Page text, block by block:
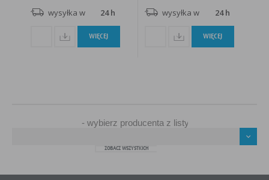
wysyłka w
24 h
WIĘCEJ
wysyłka w
24 h
WIĘCEJ
ZOBACZ WSZYSTKICH